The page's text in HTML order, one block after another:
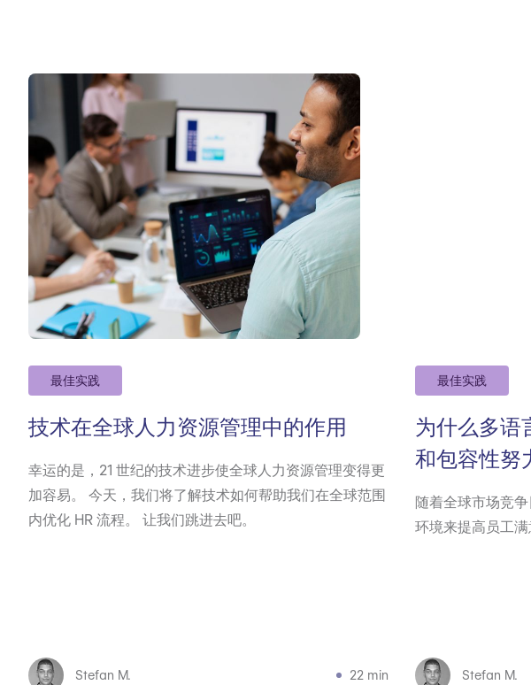
最佳实践
技术在全球人力资源管理中的作用
幸运的是，21 世纪的技术进步使全球人力资源管理变得更
加容易。 今天，我们将了解技术如何帮助我们在全球范围
内优化 HR 流程。 让我们跳进去吧。
Stefan M. 22 min
最佳实践
为什么多语
和包容性努
随着全球市场竞
环境来提高员工满
Stefan M.